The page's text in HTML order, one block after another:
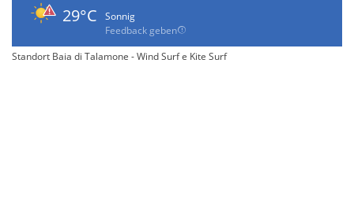
29°C
Sonnig
Feedback geben
Standort Baia di Talamone - Wind Surf e Kite Surf